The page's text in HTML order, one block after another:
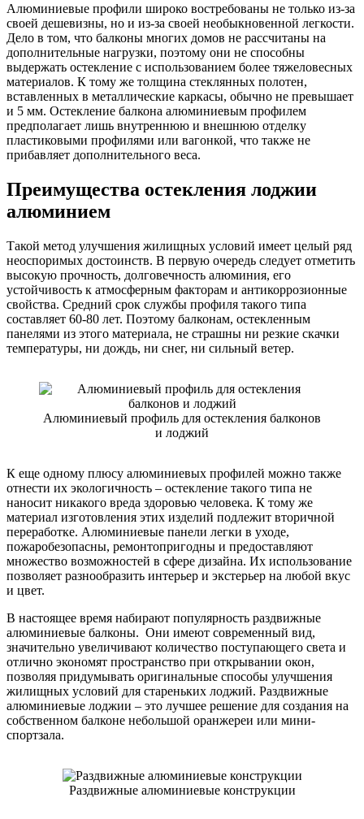
Алюминиевые профили широко востребованы не только из-за
своей дешевизны, но и из-за своей необыкновенной легкости.
Дело в том, что балконы многих домов не рассчитаны на
дополнительные нагрузки, поэтому они не способны
выдержать остекление с использованием более тяжеловесных
материалов. К тому же толщина стеклянных полотен,
вставленных в металлические каркасы, обычно не превышает
и 5 мм. Остекление балкона алюминиевым профилем
предполагает лишь внутреннюю и внешнюю отделку
пластиковыми профилями или вагонкой, что также не
прибавляет дополнительного веса.
Преимущества остекления лоджии
алюминием
Такой метод улучшения жилищных условий имеет целый ряд
неоспоримых достоинств. В первую очередь следует отметить
высокую прочность, долговечность алюминия, его
устойчивость к атмосферным факторам и антикоррозионные
свойства. Средний срок службы профиля такого типа
составляет 60-80 лет. Поэтому балконам, остекленным
панелями из этого материала, не страшны ни резкие скачки
температуры, ни дождь, ни снег, ни сильный ветер.
Алюминиевый профиль для остекления балконов
и лоджий
К еще одному плюсу алюминиевых профилей можно также
отнести их экологичность – остекление такого типа не
наносит никакого вреда здоровью человека. К тому же
материал изготовления этих изделий подлежит вторичной
переработке. Алюминиевые панели легки в уходе,
пожаробезопасны, ремонтопригодны и предоставляют
множество возможностей в сфере дизайна. Их использование
позволяет разнообразить интерьер и экстерьер на любой вкус
и цвет.
В настоящее время набирают популярность раздвижные
алюминиевые балконы. Они имеют современный вид,
значительно увеличивают количество поступающего света и
отлично экономят пространство при открывании окон,
позволяя придумывать оригинальные способы улучшения
жилищных условий для стареньких лоджий. Раздвижные
алюминиевые лоджии – это лучшее решение для создания на
собственном балконе небольшой оранжереи или мини-
спортзала.
Раздвижные алюминиевые конструкции